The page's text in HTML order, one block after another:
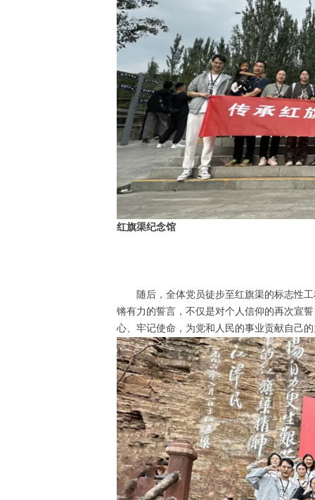
红旗渠纪念馆
随后，全体党员徒步至红旗渠的标志性
锵有力的誓言，不仅是对个人信仰的再次宣
心、牢记使命，为党和人民的事业贡献自己